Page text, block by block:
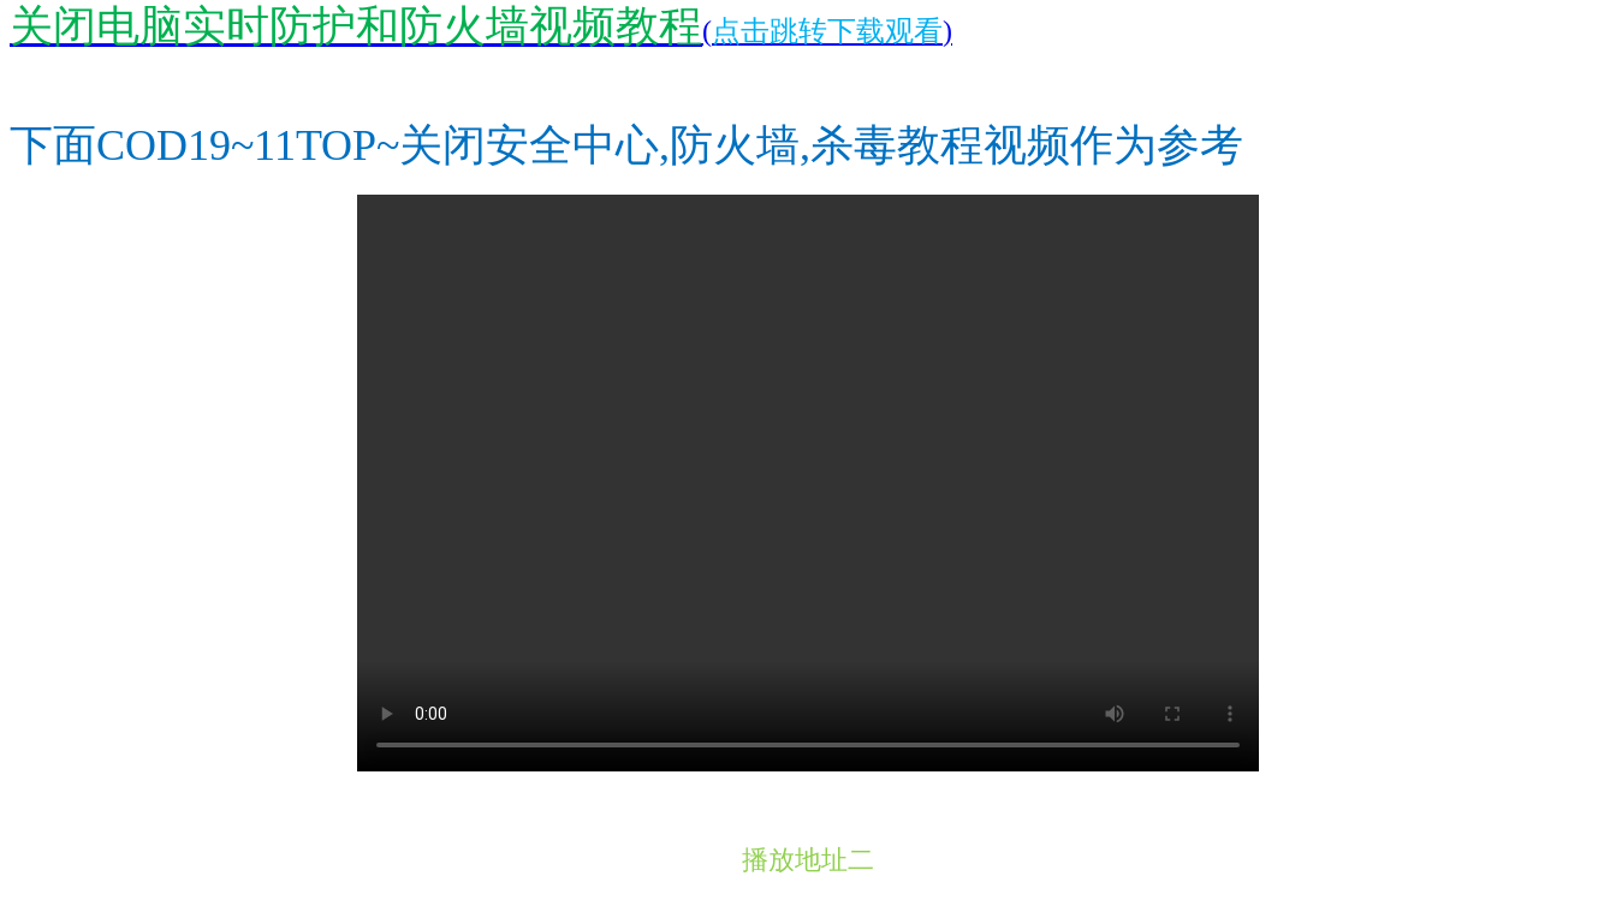
关闭电脑实时防护和防火墙视频教程(点击跳转下载观看)
下面COD19~11TOP~关闭安全中心,防火墙,杀毒教程视频作为参考
播放地址二